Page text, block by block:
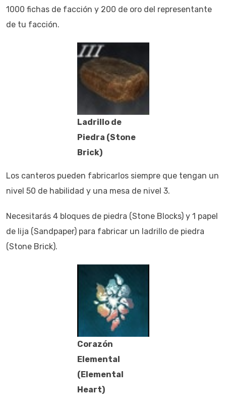
1000 fichas de facción y 200 de oro del representante
de tu facción.
Ladrillo de
Piedra (Stone
Brick)
Los canteros pueden fabricarlos siempre que tengan un
nivel 50 de habilidad y una mesa de nivel 3.
Necesitarás 4 bloques de piedra (Stone Blocks) y 1 papel
de lija (Sandpaper) para fabricar un ladrillo de piedra
(Stone Brick).
Corazón
Elemental
(Elemental
Heart)